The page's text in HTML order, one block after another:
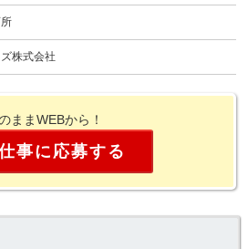
株式会社
ままWEBから！
事に応募する